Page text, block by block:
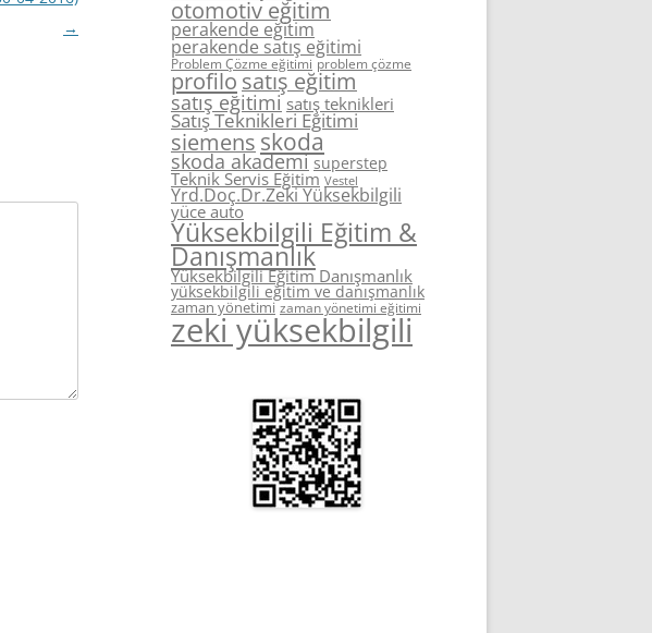
→
otomotiv eğitim
perakende eğitim
perakende satış eğitimi
Problem Çözme eğitimi problem çözme
profilo satış eğitim
satış eğitimi satış teknikleri
Satış Teknikleri Eğitimi
siemens skoda
skoda akademi superstep
Teknik Servis Eğitim Vestel
Yrd.Doç.Dr.Zeki Yüksekbilgili
yüce auto
Yüksekbilgili Eğitim &
Danışmanlık
Yüksekbilgili Eğitim Danışmanlık
yüksekbilgili eğitim ve danışmanlık
zaman yönetimi zaman yönetimi eğitimi
zeki yüksekbilgili